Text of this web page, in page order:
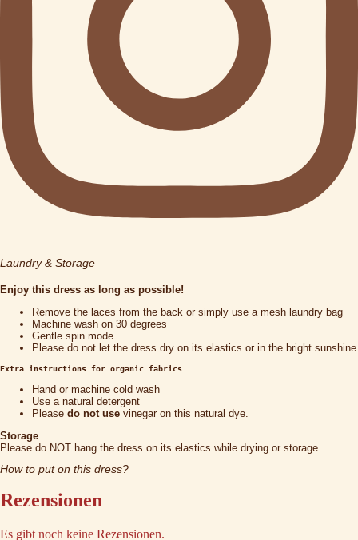
Laundry & Storage
Enjoy this dress as long as possible!
Remove the laces from the back or simply use a mesh laundry bag
Machine wash on 30 degrees
Gentle spin mode
Please do not let the dress dry on its elastics or in the bright sunshine
Extra instructions for organic fabrics
Hand or machine cold wash
Use a natural detergent
Please do not use vinegar on this natural dye.
Storage
Please do NOT hang the dress on its elastics while drying or storage.
How to put on this dress?
Rezensionen
Es gibt noch keine Rezensionen.